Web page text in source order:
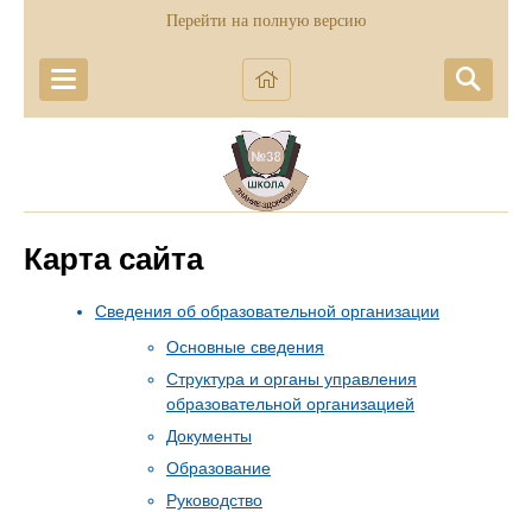
Перейти на полную версию
Карта сайта
Сведения об образовательной организации
Основные сведения
Структура и органы управления
образовательной организацией
Документы
Образование
Руководство